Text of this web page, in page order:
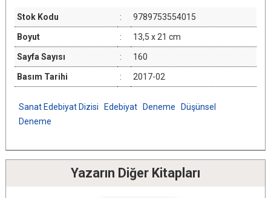
Stok Kodu : 9789753554015
Boyut : 13,5 x 21 cm
Sayfa Sayısı : 160
Basım Tarihi : 2017-02
Sanat Edebiyat Dizisi Edebiyat Deneme
Düşünsel
Deneme
Yazarın Diğer Kitapları